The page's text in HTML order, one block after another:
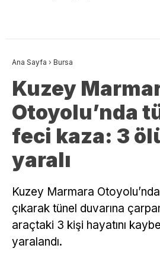
Ana Sayfa › Bursa
Kuzey
Otoyolu’nda
feci kaza: 3
yaralı
Kuzey Marmara
çıkarak tünel duvarına
araçtaki 3 kişi hayatını
yaralandı.